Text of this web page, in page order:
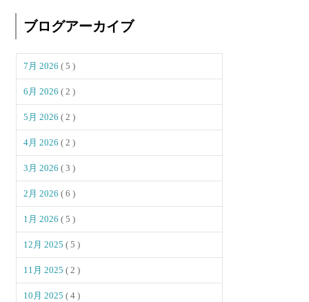
ブログアーカイブ
7月 2026( 5 )
6月 2026( 2 )
5月 2026( 2 )
4月 2026( 2 )
3月 2026( 3 )
2月 2026( 6 )
1月 2026( 5 )
12月 2025( 5 )
11月 2025( 2 )
10月 2025( 4 )